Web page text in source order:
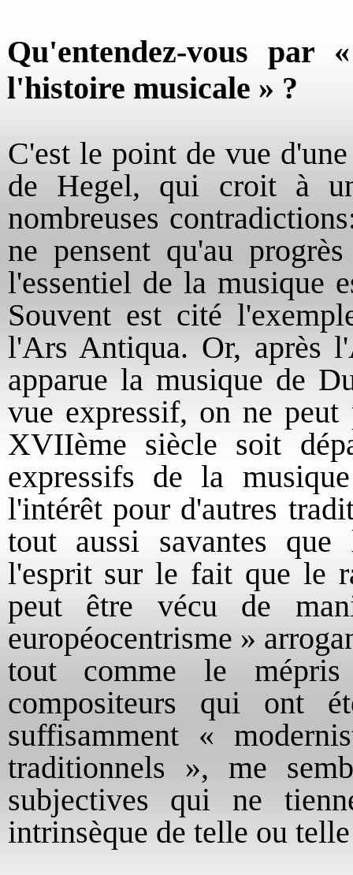
Qu'entendez-vous
l'histoire musicale » ?
C'est le point de vue
de Hegel, qui croit à
nombreuses
ne pensent qu'au
l'essentiel de la musique
Souvent est cité
l'Ars Antiqua. Or, après
apparue la musique de
vue expressif, on ne
XVIIème siècle soit
expressifs de la
l'intérêt pour d'autres
tout aussi savantes
l'esprit sur le fait que le
peut être vécu de
européocentrisme »
tout comme le
compositeurs qui ont
suffisamment «
traditionnels », me
subjectives qui ne
intrinsèque de telle ou